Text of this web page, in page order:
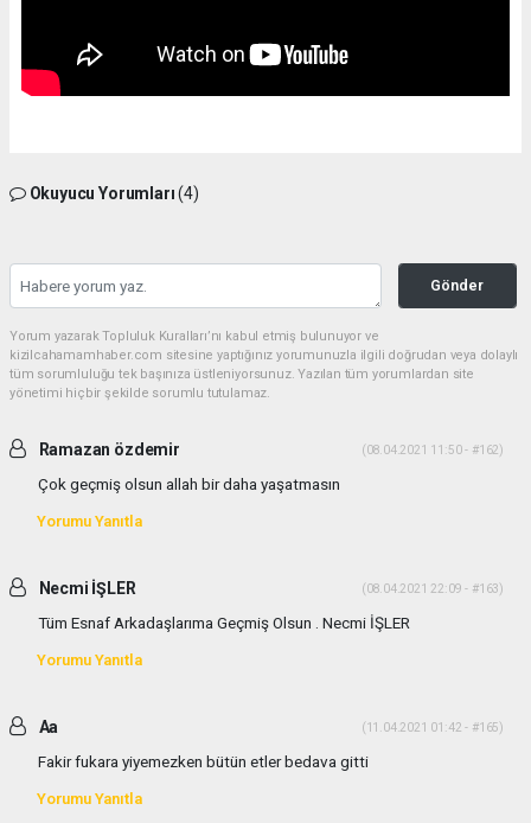
Okuyucu Yorumları(4)
Gönder
Yorum yazarak Topluluk Kuralları’nı kabul etmiş bulunuyor ve
kizilcahamamhaber.com sitesine yaptığınız yorumunuzla ilgili doğrudan veya dolaylı
tüm sorumluluğu tek başınıza üstleniyorsunuz. Yazılan tüm yorumlardan site
yönetimi hiçbir şekilde sorumlu tutulamaz.
Ramazan özdemir (08.04.2021 11:50 - #162)
Çok geçmiş olsun allah bir daha yaşatmasın
Yorumu Yanıtla
Necmi İŞLER (08.04.2021 22:09 - #163)
Tüm Esnaf Arkadaşlarıma Geçmiş Olsun . Necmi İŞLER
Yorumu Yanıtla
Aa (11.04.2021 01:42 - #165)
Fakir fukara yiyemezken bütün etler bedava gitti
Yorumu Yanıtla